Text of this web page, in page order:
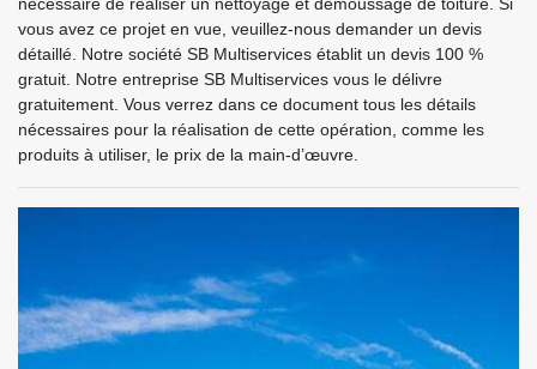
vous avez ce projet en vue, veuillez-nous demander un devis
détaillé. Notre société SB Multiservices établit un devis 100 %
gratuit. Notre entreprise SB Multiservices vous le délivre
gratuitement. Vous verrez dans ce document tous les détails
nécessaires pour la réalisation de cette opération, comme les
produits à utiliser, le prix de la main-d’œuvre.